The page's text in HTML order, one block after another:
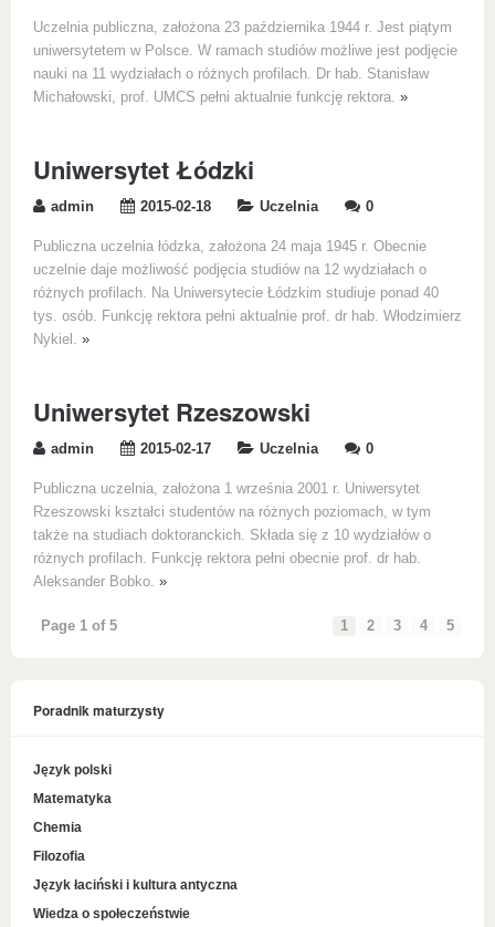
Uczelnia publiczna, założona 23 października 1944 r. Jest piątym
uniwersytetem w Polsce. W ramach studiów możliwe jest podjęcie
nauki na 11 wydziałach o różnych profilach. Dr hab. Stanisław
Michałowski, prof. UMCS pełni aktualnie funkcję rektora. »
Uniwersytet Łódzki
admin 2015-02-18 Uczelnia 0
Publiczna uczelnia łódzka, założona 24 maja 1945 r. Obecnie
uczelnie daje możliwość podjęcia studiów na 12 wydziałach o
różnych profilach. Na Uniwersytecie Łódzkim studiuje ponad 40
tys. osób. Funkcję rektora pełni aktualnie prof. dr hab. Włodzimierz
Nykiel. »
Uniwersytet Rzeszowski
admin 2015-02-17 Uczelnia 0
Publiczna uczelnia, założona 1 września 2001 r. Uniwersytet
Rzeszowski kształci studentów na różnych poziomach, w tym
także na studiach doktoranckich. Składa się z 10 wydziałów o
różnych profilach. Funkcję rektora pełni obecnie prof. dr hab.
Aleksander Bobko. »
Page 1 of 5 1 2 3 4 5
Poradnik maturzysty
Język polski
Matematyka
Chemia
Filozofia
Język łaciński i kultura antyczna
Wiedza o społeczeństwie